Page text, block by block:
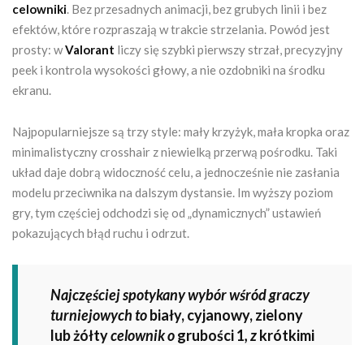
celowniki . Bez przesadnych animacji, bez grubych linii i bez
efektów, które rozpraszają w trakcie strzelania. Powód jest
prosty: wValorant liczy się szybki pierwszy strzał, precyzyjny
peek i kontrola wysokości głowy, a nie ozdobniki na środku
ekranu.
Najpopularniejsze są trzy style: mały krzyżyk, mała kropka oraz
minimalistyczny crosshair z niewielką przerwą pośrodku. Taki
układ daje dobrą widoczność celu, a jednocześnie nie zasłania
modelu przeciwnika na dalszym dystansie. Im wyższy poziom
gry, tym częściej odchodzi się od „dynamicznych” ustawień
pokazujących błąd ruchu i odrzut.
Najczęściej spotykany wybór wśród graczy
turniejowych tobiały, cyjanowy, zielony
lub żółtycelownik ogrubości 1, zkrótkimi